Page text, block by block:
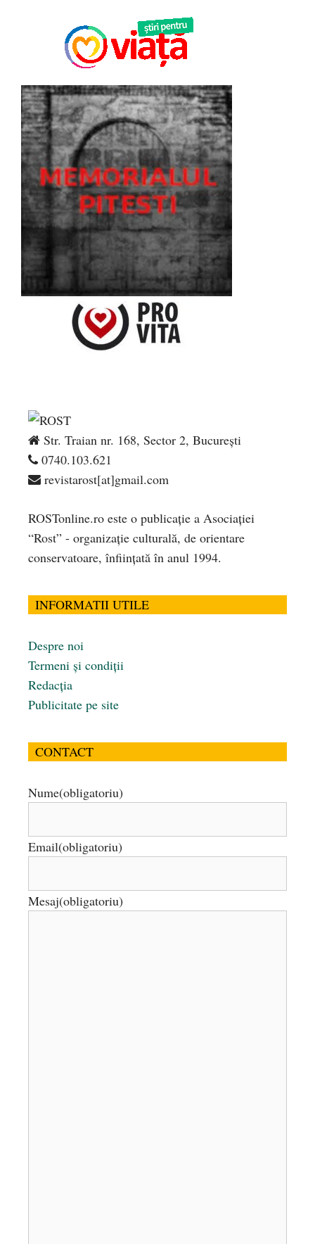
Str. Traian nr. 168, Sector 2, București
0740.103.621
revistarost[at]gmail.com
ROSTonline.ro este o publicaţie a Asociaţiei
“Rost” - organizaţie culturală, de orientare
conservatoare, înfiinţată în anul 1994.
INFORMATII UTILE
Despre noi
Termeni și condiții
Redacția
Publicitate pe site
CONTACT
Nume(obligatoriu)
Email(obligatoriu)
Mesaj(obligatoriu)